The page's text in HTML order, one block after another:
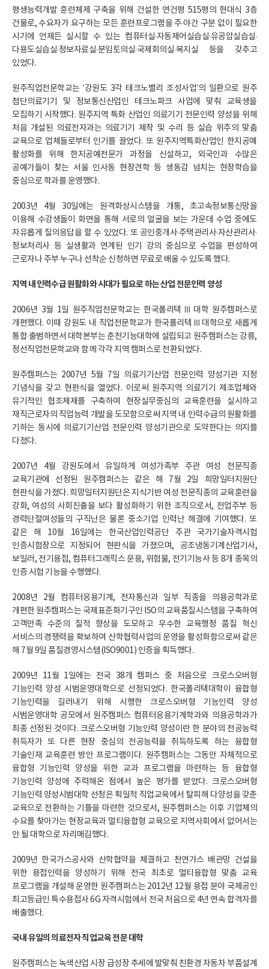
평생능력개발 훈련체제 구축을 위해 건설한 연건평 515평의 현대식 3층
건물로, 수요자가 요구하는 모든 훈련프로그램을 주·야간 구분 없이 필요한
시기에 언제든 실시할 수 있는 컴퓨터실·자동제어실습실·유공압실습실·
다용도실습실·정보자료실·분임토의실·국제회의실·복지실 등을 갖추고
있었다.
원주직업전문학교는 ‘강원도 3각 테크노밸리 조성사업’의 일환으로 원주
첨단의료기기 및 정보통신산업인 테크노파크 사업에 맞춰 교육생을
모집하기 시작했다. 원주지역 특화 산업인 의료기기 전문인력 양성을 위해
처음 개설된 의료전자과는 의료기기 제작 및 수리 등 실습 위주의 맞춤
교육으로 업체들로부터 인기를 끌었다. 또 원주지역특화산업인 한지공예
활성화를 위해 한지공예전문가 과정을 신설하고, 외국인과 수많은
공예가들이 찾는 서울 인사동 현장견학 등 생동감 넘치는 현장학습을
중심으로 학과를 운영했다.
2003년 4월 30일에는 원격화상시스템을 개통, 초고속정보통신망을
이용해 수강생들이 화면을 통해 서로의 얼굴을 보는 가운데 수업 중에도
자유롭게 질의응답을 할 수 있었다. 또 공인중개사·주택관리사·자산관리사·
정보처리사 등 실생활과 연계된 인기 강의 중심으로 수업을 편성하여
근로자나 주부 누구나 선착순 신청하면 무료로 배울 수 있도록 했다.
지역 내 인력수급 원활화와 시대가 필요로 하는 산업 전문인력 양성
2006년 3월 1일 원주직업전문학교는 한국폴리텍Ⅲ대학 원주캠퍼스로
개편했다. 이때 강원도 내 직업전문학교가 한국폴리텍Ⅲ대학으로 새롭게
통합·출범하면서 대학본부는 춘천기능대학에 설립되고 원주캠퍼스는 강릉,
정선직업전문학교와 함께 각각 지역 캠퍼스로 전환되었다.
원주캠퍼스는 2007년 5월 7일 의료기기산업 전문인력 양성기관 지정
기념식을 갖고 현판식을 열었다. 이로써 원주지역 의료기기 제조업체와
유기적인 협조체제를 구축하여 현장실무중심의 교육훈련을 실시하고
재직근로자의 직업능력 개발을 도모함으로써 지역 내 인력수급의 원활화를
기하는 동시에 의료기기산업 전문인력 양성기관으로 도약한다는 의지를
다졌다.
2007년 4월 강원도에서 유일하게 여성가족부 주관 여성 전문직종
교육기관에 선정된 원주캠퍼스는 같은 해 7월 2일 희망일터지원단
현판식을 가졌다. 희망일터지원단은 지식기반 여성 전문직종의 교육훈련을
강화, 여성의 사회진출을 보다 활성화하기 위한 조직으로서, 전업주부 등
경력단절여성들의 구직난은 물론 중소기업 인력난 해결에 기여했다. 또
같은 해 10월 16일에는 한국산업인력공단 주관 국가기술자격시험
인증시험장으로 지정되어 현판식을 가졌으며, 공조냉동기계산업기사,
보일러, 전기용접, 컴퓨터그래픽스 운용, 위험물, 전기기능사 등 8개 종목의
인증 시험 기능을 수행했다.
2008년 2월 컴퓨터응용기계, 전자통신과 일부 직종을 의용공학과로
개편한 원주캠퍼스는 국제표준화기구인 ISO의 교육품질시스템을 구축하여
고객만족 수준의 질적 향상을 도모하고 우수한 교육행정 품질 혁신
서비스의 경쟁력을 확보하여 산학협력사업의 운영을 활성화함으로써 같은
해 7월 9일 품질경영시스템(ISO9001) 인증을 획득했다.
2009년 11월 1일에는 전국 38개 캠퍼스 중 처음으로 크로스오버형
기능인력 양성 시범운영대학으로 선정되었다. 한국폴리텍대학이 융합형
기능인력을 길러내기 위해 시행한 크로스오버형 기능인력 양성
시범운영대학 공모에서 원주캠퍼스 컴퓨터응용기계학과와 의용공학과가
최종 선정된 것이다. 크로스오버형 기능인력 양성이란 한 분야의 전공능력
취득자가 또 다른 현장 중심의 전공능력을 취득하도록 하는 융합형
기술인재 교육훈련 방안 프로그램이다. 원주캠퍼스는 그동안 자체적으로
융합형 기능인력 양성을 위한 교과 프로그램을 마련하는 등 융합형
기능인력 양성에 주력해온 점에서 높은 평가를 받았다. 크로스오버형
기능인력 양성시범대학 선정은 획일적 직업교육에서 탈피해 다양성을 갖춘
교육으로 전환하는 기틀을 마련한 것으로서, 원주캠퍼스는 이후 기업체의
수요를 찾아가는 현장교육과 멀티융합형 교육으로 지역사회에서 없어서는
안 될 대학으로 자리매김했다.
2009년 한국가스공사와 산학협약을 체결하고 천연가스 배관망 건설을
위한 용접인력을 양성하기 위해 전국 최초로 멀티융합형 맞춤 교육
프로그램을 개설해 운영한 원주캠퍼스는 2012년 12월 용접 분야 국제공인
최고등급인 특수용접사 6G 자격시험에서 전국 처음으로 4년 연속 합격자를
배출했다.
국내 유일의 의료전자 직업교육 전문 대학
원주캠퍼스는 녹색산업 시장 급성장 추세에 발맞춰 친환경 자동차 부품설계